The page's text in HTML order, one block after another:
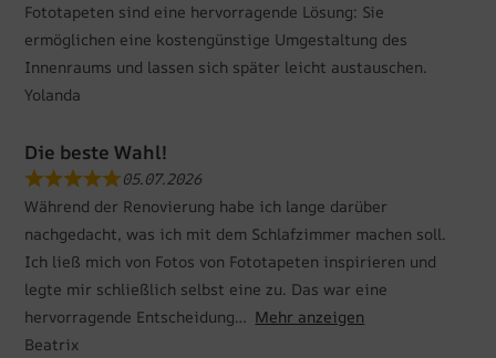
Fototapeten sind eine hervorragende Lösung: Sie
ermöglichen eine kostengünstige Umgestaltung des
Innenraums und lassen sich später leicht austauschen.
Yolanda
Die beste Wahl!
05.07.2026
Während der Renovierung habe ich lange darüber
nachgedacht, was ich mit dem Schlafzimmer machen soll.
Ich ließ mich von Fotos von Fototapeten inspirieren und
legte mir schließlich selbst eine zu. Das war eine
hervorragende Entscheidung
Mehr anzeigen
Beatrix